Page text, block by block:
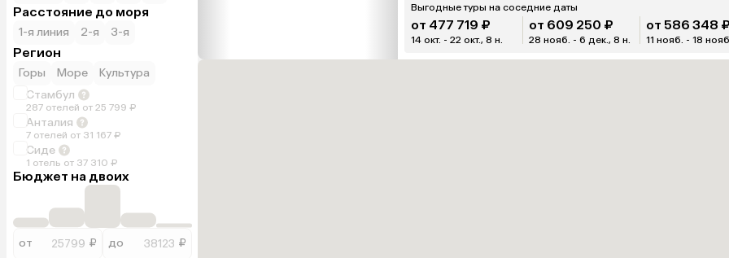
Расстояние до моря
1-я линия 2-я 3-я
Регион
Горы Море
Культура
Стамбул
287 отелей от 25 799 ₽
Анталия
7 отелей от 31 167 ₽
Сиде
1 отель от 37 310 ₽
Бюджет на двоих
от ₽ до ₽
Выгодные туры на соседние даты
от 477 719 ₽
14 окт. - 22 окт., 8 н.
от 609 250 ₽
28 нояб. - 6 дек., 8 н.
от 586 348 ₽
11 нояб. - 18